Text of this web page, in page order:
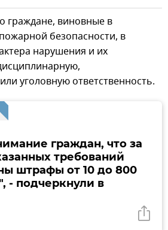
граждане, виновные в
безопасности, в
нарушения и их
уголовную ответственность.
граждан, что за
требований
штрафы от 10 до 800
- подчеркнули в